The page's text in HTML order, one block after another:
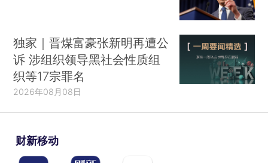
独家｜晋煤富豪张新明再遭公
诉 涉组织领导黑社会性质组
织等17宗罪名
2026年08月08日
财新移动